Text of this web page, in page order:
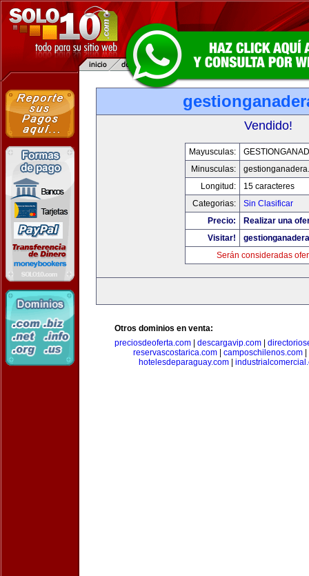
Vendido!
Mayusculas:
Minusculas:
Longitud:
15 caracteres
Categorias:
Sin Clasificar
Precio:
Realizar una
Visitar!
Serán consideradas
Otros dominios en venta:
preciosdeoferta.com
descargavip.com
reservascostarica.com
camposchilenos.com
hotelesdeparaguay.com|